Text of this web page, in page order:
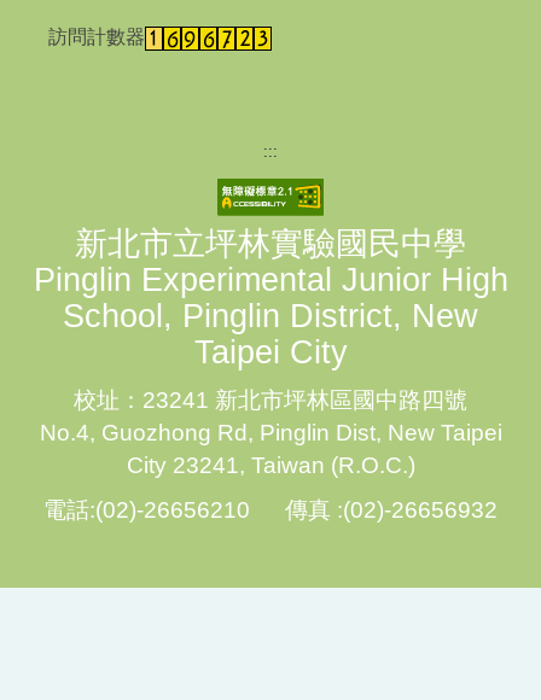
訪問計數器
:::
新北市立坪林實驗國民中學
Pinglin Experimental Junior High
School, Pinglin District, New
Taipei City
校址：23241 新北市坪林區國中路四號
No.4, Guozhong Rd, Pinglin Dist, New Taipei
City 23241, Taiwan (R.O.C.)
電話:(02)-26656210 傳真 :(02)-26656932